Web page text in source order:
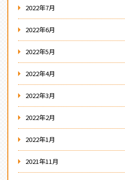
2022年7月
2022年6月
2022年5月
2022年4月
2022年3月
2022年2月
2022年1月
2021年11月